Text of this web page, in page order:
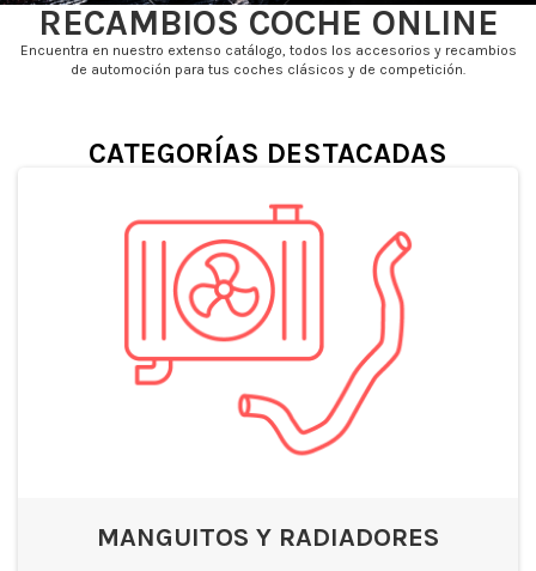
RECAMBIOS COCHE ONLINE
Encuentra en nuestro extenso catálogo, todos los accesorios y recambios
de automoción para tus coches clásicos y de competición.
CATEGORÍAS DESTACADAS
MANGUITOS Y RADIADORES